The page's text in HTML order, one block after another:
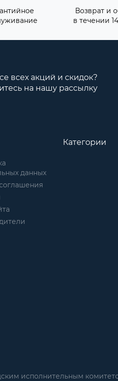
Возврат и
в течении
всех акций и скидок?
на нашу рассылку
данных
Категории
исполнительным